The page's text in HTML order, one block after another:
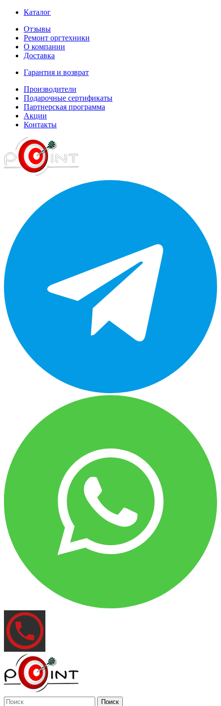
Каталог
Отзывы
Ремонт оргтехники
О компании
Доставка
Гарантия и возврат
Производители
Подарочные сертификаты
Партнерская программа
Акции
Контакты
Поиск